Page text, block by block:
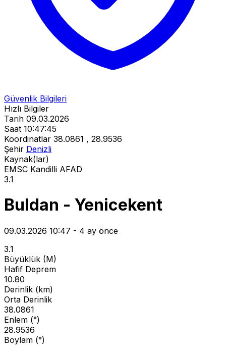
Güvenlik Bilgileri
Hızlı Bilgiler
Tarih 09.03.2026
Saat 10:47:45
Koordinatlar 38.0861 , 28.9536
Şehir Denizli
Kaynak(lar)
EMSC Kandilli AFAD
3.1
Buldan - Yenicekent
09.03.2026 10:47 - 4 ay önce
3.1
Büyüklük (M)
Hafif Deprem
10.80
Derinlik (km)
Orta Derinlik
38.0861
Enlem (°)
28.9536
Boylam (°)